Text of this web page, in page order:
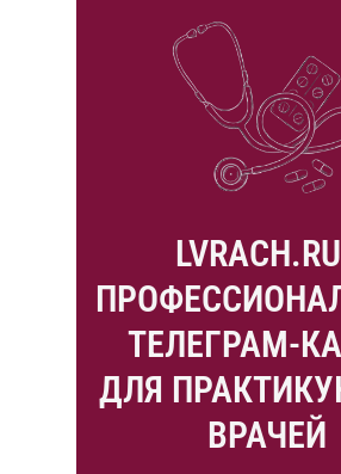
ТЕЛЕГРАМ-
ДЛЯ
ВРАЧЕЙ